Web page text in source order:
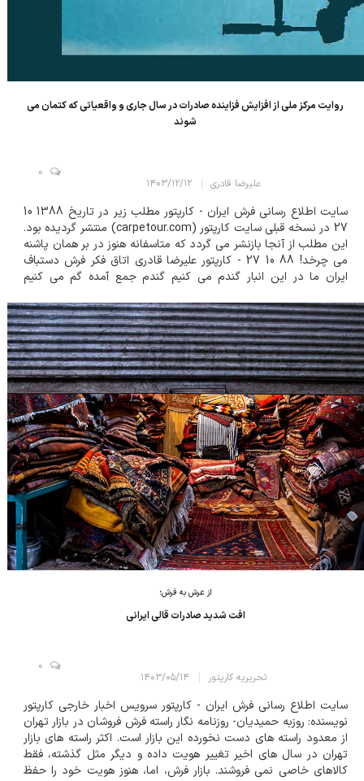
روايت مرکز ملی از افزايش فزاينده صادرات در سال جاری و واقعياتی که کتمان می
شوند
علیرضا قادری ۱۴۰۳/۱۲/۱۲
0
سایت اطلاع رسانی فرش ایران - کارپتور مطلب زیر در تاریخ 1388 10
27 در نسخه قبلی سایت کارپتور (carpetour.com) منتشر گردیده بود.
این مطلب از آنجا بازنشر می گردد که متاسفانه هنوز در بر همان پاشنه
می چرخد! 88 10 27 - کارپتور عليرضا قادري اتاق فکر فرش دستباف
ايران ما در اين انبار گندم می کنیم گندم جمع آمده گم می کنیم
از عرش به فرش؛
افت شدید صادرات قالی ایرانی
تحریریه کارپتور ۱۴۰۳/۰۵/۱۴
0
سایت اطلاع رسانی فرش ایران - کارپتور سرویس اخبار خارجی کارپتور
نویسنده: روزبه حمیدیان- روزنامه نگار راسته فرش فروشان در بازار تهران
از معدود راسته های دست نخورده این بازار است. اکثر راسته های بازار
تهران در سال های اخیر تغییر هویت داده و دیگر مثل گذشته، فقط
کالاهای خاصی نمی فروشند. بازار فرش، اما، هنوز هویت خود را حفظ